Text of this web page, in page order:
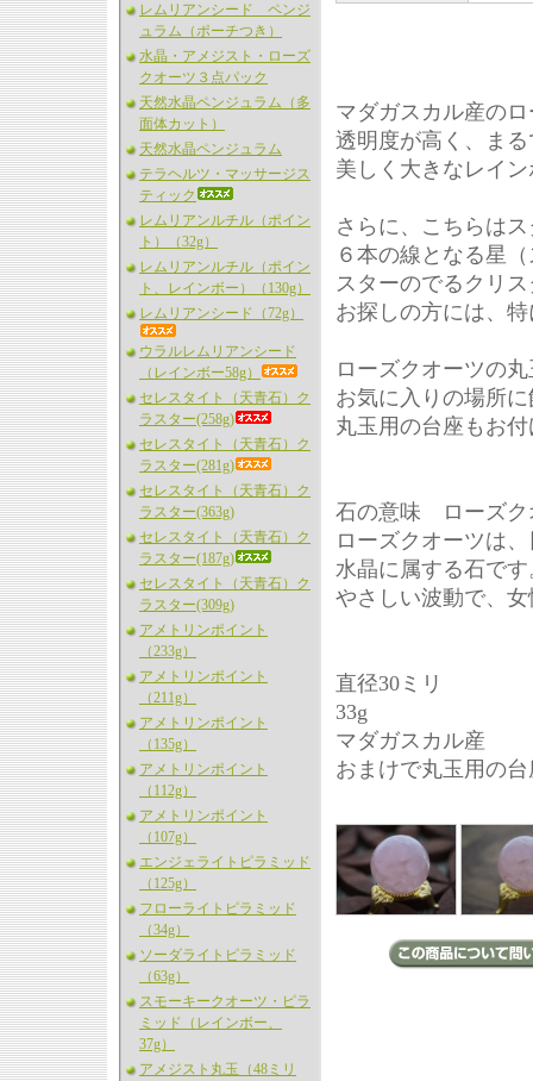
レムリアンシード ペンジ
ュラム（ポーチつき）
水晶・アメジスト・ローズ
クオーツ３点パック
天然水晶ペンジュラム（多
面体カット）
天然水晶ペンジュラム
テラヘルツ・マッサージス
ティック
レムリアンルチル（ポイン
ト）（32g）
レムリアンルチル（ポイン
ト、レインボー）（130g）
レムリアンシード（72g）
ウラルレムリアンシード
（レインボー58g）
セレスタイト（天青石）ク
ラスター(258g)
セレスタイト（天青石）ク
ラスター(281g)
セレスタイト（天青石）ク
ラスター(363g)
セレスタイト（天青石）ク
ラスター(187g)
セレスタイト（天青石）ク
ラスター(309g)
アメトリンポイント
（233g）
アメトリンポイント
（211g）
アメトリンポイント
（135g）
アメトリンポイント
（112g）
アメトリンポイント
（107g）
エンジェライトピラミッド
（125g）
フローライトピラミッド
（34g）
ソーダライトピラミッド
（63g）
スモーキークオーツ・ピラ
ミッド（レインボー、
37g）
アメジスト丸玉（48ミリ
マダガスカル産の
透明度が高く、ま
美しく大きなレイ
さらに、こちらは
６本の線となる星
スターのでるクリ
お探しの方には、
ローズクオーツの
お気に入りの場所
丸玉用の台座もお
石の意味 ローズク
ローズクオーツは
水晶に属する石で
やさしい波動で、
直径30ミリ
33g
マダガスカル産
おまけで丸玉用の